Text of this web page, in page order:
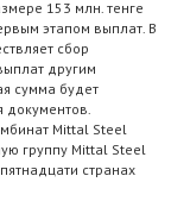
153 млн. тенге
этапом выплат. В
сбор
другим
сумма будет
документов.
Mittal Steel
группу Mittal Steel
странах